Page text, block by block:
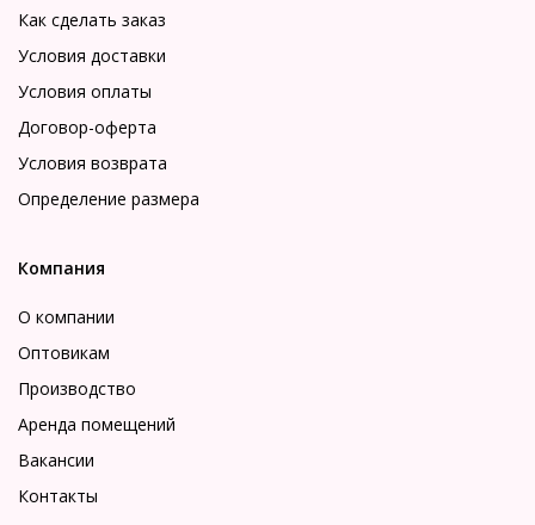
Как сделать заказ
Условия доставки
Условия оплаты
Договор-оферта
Условия возврата
Определение размера
Компания
О компании
Оптовикам
Производство
Аренда помещений
Вакансии
Контакты